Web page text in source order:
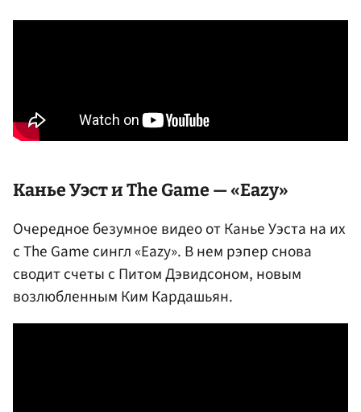
Канье Уэст и The Game — «Eazy»
Очередное безумное видео от Канье Уэста на их
с The Game сингл «Eazy». В нем рэпер снова
сводит счеты с Питом Дэвидсоном, новым
возлюбленным Ким Кардашьян.